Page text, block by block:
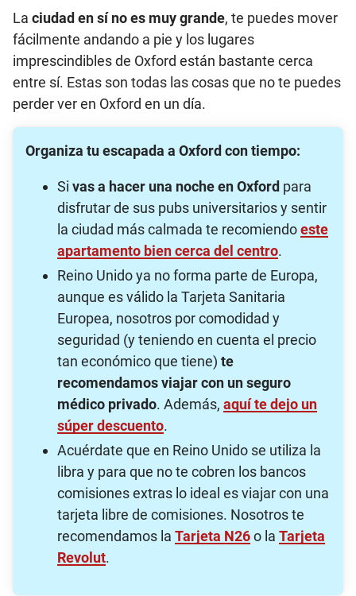
La ciudad en sí no es muy grande, te puedes mover
fácilmente andando a pie y los lugares
imprescindibles de Oxford están bastante cerca
entre sí. Estas son todas las cosas que no te puedes
perder ver en Oxford en un día.
Organiza tu escapada a Oxford con tiempo:
Si vas a hacer una noche en Oxford para
disfrutar de sus pubs universitarios y sentir
la ciudad más calmada te recomiendoeste
apartamento bien cerca del centro.
Reino Unido ya no forma parte de Europa,
aunque es válido la Tarjeta Sanitaria
Europea, nosotros por comodidad y
seguridad (y teniendo en cuenta el precio
tan económico que tiene) te
recomendamos viajar con un seguro
médico privado. Además, aquí te dejo un
súper descuento.
Acuérdate que en Reino Unido se utiliza la
libra y para que no te cobren los bancos
comisiones extras lo ideal es viajar con una
tarjeta libre de comisiones. Nosotros te
recomendamos la Tarjeta N26o la Tarjeta
Revolut.